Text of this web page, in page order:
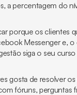
a percentagem do
porque os clientes
Messenger e,
siga o seu
gosta de resolver
fóruns, perguntas